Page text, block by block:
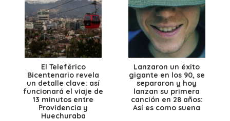
El Teleférico
Bicentenario revela
un detalle clave: así
funcionará el viaje de
13 minutos entre
Providencia y
Huechuraba
Lanzaron un éxito
gigante en los 90, se
separaron y hoy
lanzan su primera
canción en 28 años:
Así es como suena